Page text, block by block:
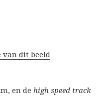
van dit beeld
en dehigh speed track